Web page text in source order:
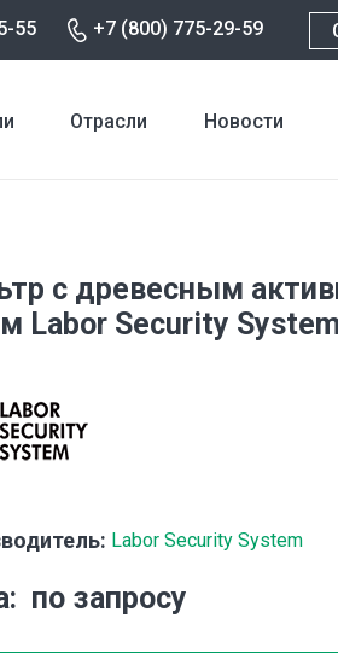
55 +7 (800) 775-29-59
Отрасли Новости
с древесным
Labor Security
Labor Security System
по запросу